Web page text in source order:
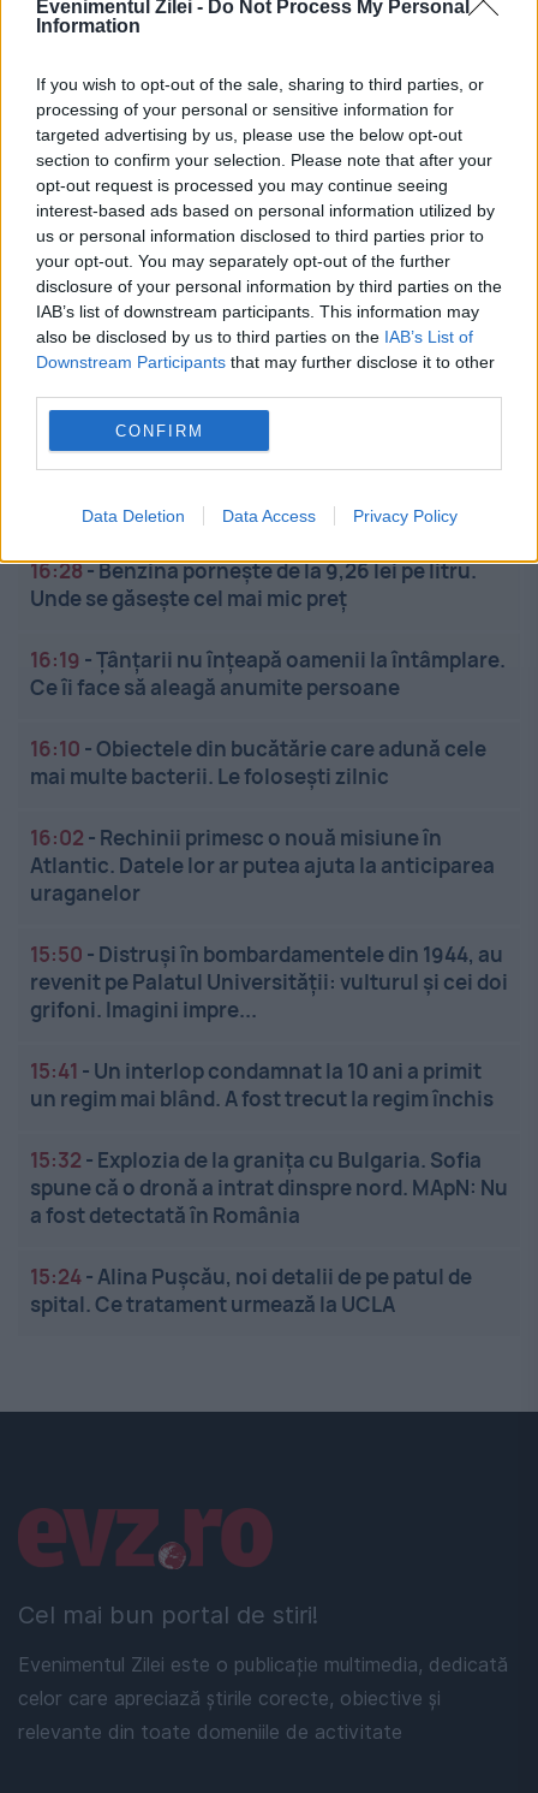
Evenimentul Zilei - Do Not Process My Personal
Information
If you wish to opt-out of the sale, sharing to third parties, or
processing of your personal or sensitive information for
targeted advertising by us, please use the below opt-out
section to confirm your selection. Please note that after your
opt-out request is processed you may continue seeing
interest-based ads based on personal information utilized by
us or personal information disclosed to third parties prior to
your opt-out. You may separately opt-out of the further
disclosure of your personal information by third parties on the
IAB’s list of downstream participants. This information may
also be disclosed by us to third parties on the IAB’s List of
Downstream Participants that may further disclose it to other
CONFIRM
Data Deletion Data Access Privacy Policy
OBAE: Sunati in direct, va rog!
15 MARTIE 2007
"Ati fost cel mai aproape sa intrati in direct!"
„De data asta n-ati nimerit in studio! Nu va
lasati!” Asta veti auzi daca va lasati pacaliti
de concursurile interactive de...
Stiri calde
16:28-Benzina pornește de la 9,26 lei pe litru.
Unde se găsește cel mai mic preț
16:19 -Țânțarii nu înțeapă oamenii la întâmplare.
Ce îi face să aleagă anumite persoane
16:10 -Obiectele din bucătărie care adună cele
mai multe bacterii. Le folosești zilnic
16:02 - Rechinii primesc o nouă misiune în
Atlantic. Datele lor ar putea ajuta la anticiparea
uraganelor
15:50 - Distruși în bombardamentele din 1944, au
revenit pe Palatul Universității: vulturul și cei doi
grifoni. Imagini impre...
15:41 - Un interlop condamnat la 10 ani a primit
un regim mai blând. A fost trecut la regim închis
15:32 - Explozia de la granița cu Bulgaria. Sofia
spune că o dronă a intrat dinspre nord. MApN: Nu
a fost detectată în România
15:24- Alina Pușcău, noi detalii de pe patul de
spital. Ce tratament urmează la UCLA
Cel mai bun portal de stiri!
Evenimentul Zilei este o publicație multimedia, dedicată
celor care apreciază știrile corecte, obiective și
relevante din toate domeniile de activitate
Linkuri utile